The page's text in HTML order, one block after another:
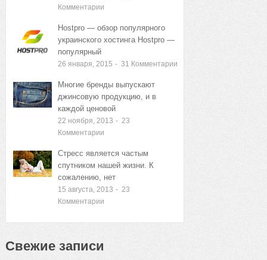
Комментарии
Hostpro — обзор популярного
украинского хостинга Hostpro —
популярный
26 января, 2015 - 31 Комментарии
Многие бренды выпускают
джинсовую продукцию, и в
каждой ценовой
22 ноября, 2013 - 23
Комментарии
Стресс является частым
спутником нашей жизни. К
сожалению, нет
15 августа, 2013 - 23
Комментарии
Свежие записи